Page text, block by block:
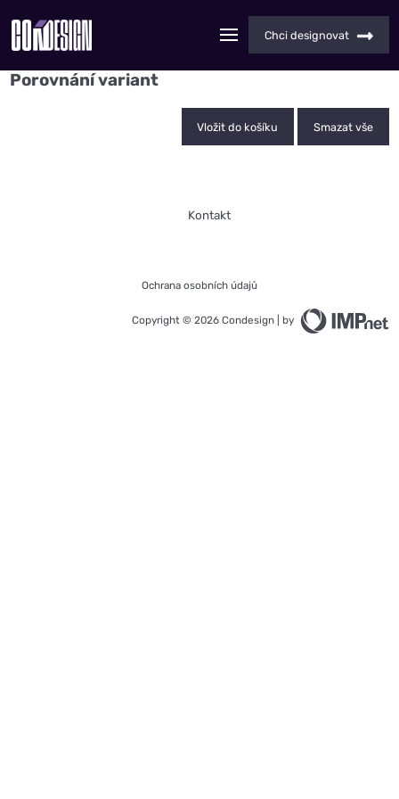
Chci designovat
Porovnání variant
Vložit do košíku Smazat vše
Kontakt
Ochrana osobních údajů
Copyright © 2026 Condesign | by